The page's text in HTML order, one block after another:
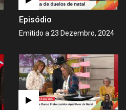
Episódio
Emitido a 23 Dezembro, 2024